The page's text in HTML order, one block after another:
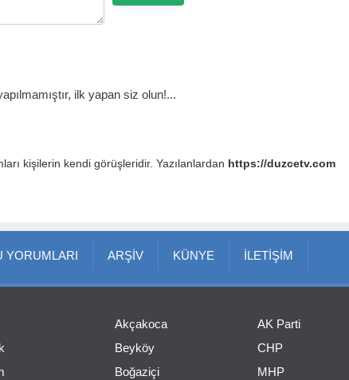
ilk yapan siz olun!...
kişilerin kendi görüşleridir. Yazılanlardan https://duzcetv.com
YORUMLARI ARŞİV KÜNYE İLETİŞİM
Akçakoca
Beyköy
Boğaziçi
AK Parti
CHP
MHP